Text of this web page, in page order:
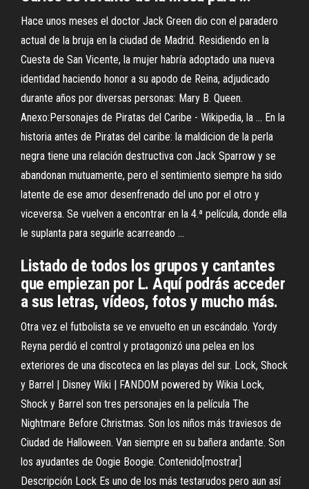
Hace unos meses el doctor Jack Green dio con el paradero
actual de la bruja en la ciudad de Madrid. Residiendo en la
Cuesta de San Vicente, la mujer habría adoptado una nueva
identidad haciendo honor a su apodo de Reina, adjudicado
durante años por diversas personas: Mary B. Queen.
Anexo:Personajes de Piratas del Caribe - Wikipedia, la ... En la
historia antes de Piratas del caribe: la maldicion de la perla
negra tiene una relación destructiva con Jack Sparrow y se
abandonan mutuamente, pero el sentimiento siempre ha sido
latente de ese amor desenfrenado del uno por el otro y
viceversa. Se vuelven a encontrar en la 4.ª película, donde ella
le suplanta para seguirle acarreando ...
Listado de todos los grupos y cantantes
que empiezan por L. Aquí podrás acceder
a sus letras, vídeos, fotos y mucho más.
Otra vez el futbolista se ve envuelto en un escándalo. Yordy
Reyna perdió el control y protagonizó una pelea en los
exteriores de una discoteca en las playas del sur. Lock, Shock
y Barrel | Disney Wiki | FANDOM powered by Wikia Lock,
Shock y Barrel son tres personajes en la película The
Nightmare Before Christmas. Son los niños más traviesos de
Ciudad de Halloween. Van siempre en su bañera andante. Son
los ayudantes de Oogie Boogie. Contenido[mostrar]
Descripción Lock Es uno de los más testarudos pero aun así